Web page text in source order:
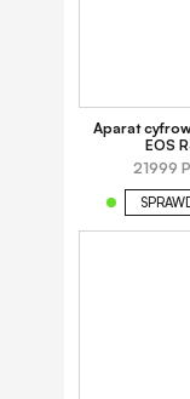
Aparat
EOS
21999